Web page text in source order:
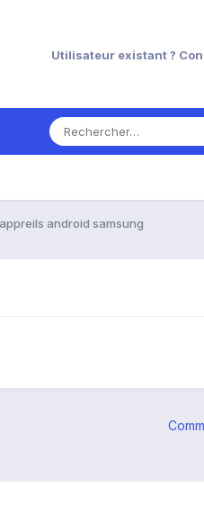
Utilisateur existant ?
android samsung